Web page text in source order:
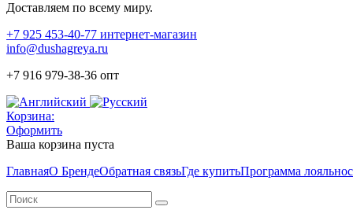
Доставляем по всему миру.
+7 925 453-40-77 интернет-магазин
info@dushagreya.ru
+7 916 979-38-36 опт
Корзина:
Оформить
Ваша корзина пуста
ГлавнаяО БрендеОбратная связьГде купитьПрограмма